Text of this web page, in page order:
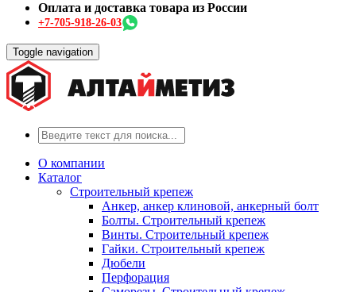
Оплата и доставка товара из России
+7-705-918-26-03
Toggle navigation
О компании
Каталог
Строительный крепеж
Анкер, анкер клиновой, анкерный болт
Болты. Строительный крепеж
Винты. Строительный крепеж
Гайки. Строительный крепеж
Дюбели
Перфорация